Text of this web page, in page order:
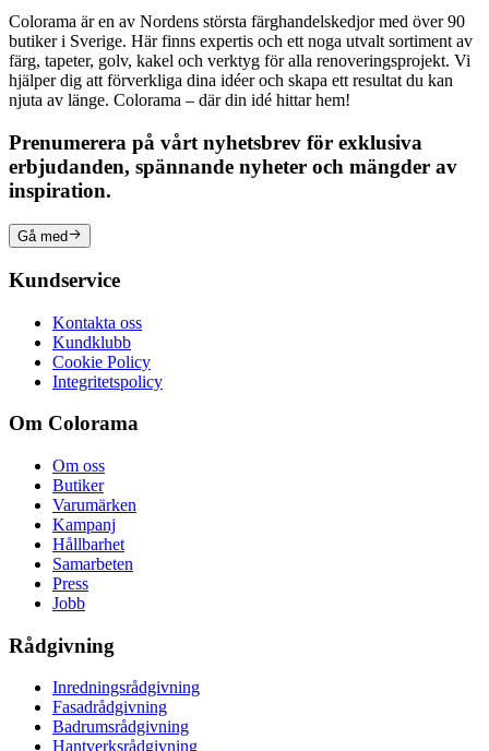
Colorama är en av Nordens största färghandelskedjor med över 90
butiker i Sverige. Här finns expertis och ett noga utvalt sortiment av
färg, tapeter, golv, kakel och verktyg för alla renoveringsprojekt. Vi
hjälper dig att förverkliga dina idéer och skapa ett resultat du kan
njuta av länge. Colorama – där din idé hittar hem!
Prenumerera på vårt nyhetsbrev för exklusiva
erbjudanden, spännande nyheter och mängder av
inspiration.
Gå med
Kundservice
Kontakta oss
Kundklubb
Cookie Policy
Integritetspolicy
Om Colorama
Om oss
Butiker
Varumärken
Kampanj
Hållbarhet
Samarbeten
Press
Jobb
Rådgivning
Inredningsrådgivning
Fasadrådgivning
Badrumsrådgivning
Hantverksrådgivning